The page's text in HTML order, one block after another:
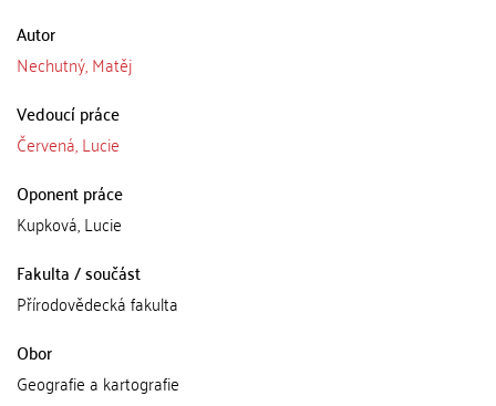
Autor
Nechutný, Matěj
Vedoucí práce
Červená, Lucie
Oponent práce
Kupková, Lucie
Fakulta / součást
Přírodovědecká fakulta
Obor
Geografie a kartografie